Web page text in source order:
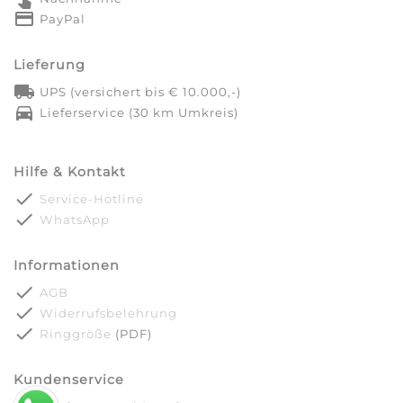
credit_card PayPal
Lieferung
local_shipping UPS (versichert bis € 10.000,-)
directions_car Lieferservice (30 km Umkreis)
Hilfe & Kontakt
done Service-Hotline
done WhatsApp
Informationen
done AGB
done Widerrufsbelehrung
done Ringgröße (PDF)
Kundenservice